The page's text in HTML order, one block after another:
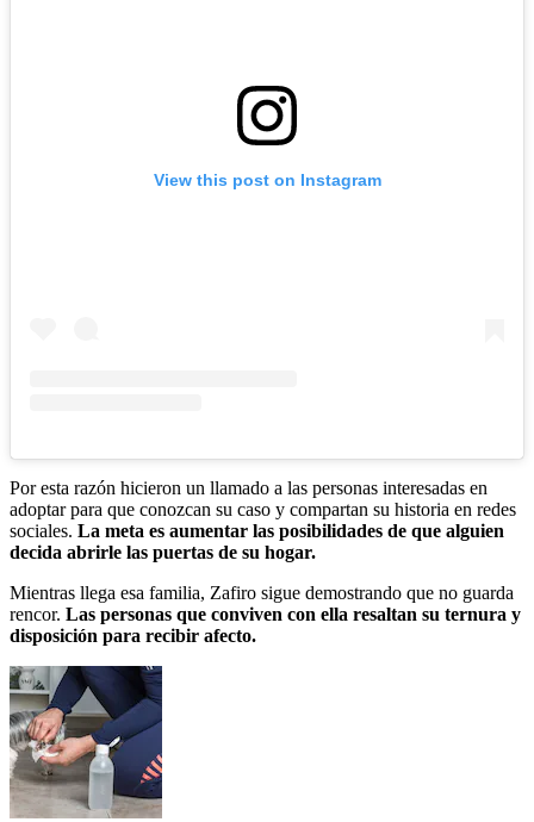
View this post on Instagram
Por esta razón hicieron un llamado a las personas interesadas en
adoptar para que conozcan su caso y compartan su historia en redes
sociales. La meta es aumentar las posibilidades de que alguien
decida abrirle las puertas de su hogar.
Mientras llega esa familia, Zafiro sigue demostrando que no guarda
rencor. Las personas que conviven con ella resaltan su ternura y
disposición para recibir afecto.